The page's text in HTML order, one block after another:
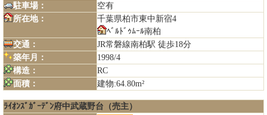
駐車場：
空有
所在地：
千葉県柏市東中新宿4
ﾍﾞﾙﾄﾞｩﾑｰﾙ南柏
交通：
JR常磐線南柏駅 徒歩18分
築年月：
1998/4
構造：
RC
面積：
建物:64.80m²
ﾗｲｵﾝｽﾞｶﾞｰﾃﾞﾝ府中武蔵野台（売主）